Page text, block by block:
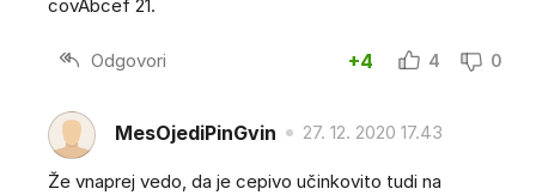
covAbcef 21.
Odgovori +4 4 0
MesOjediPinGvin 27. 12. 2020 17.43
Že vnaprej vedo, da je cepivo učinkovito tudi na